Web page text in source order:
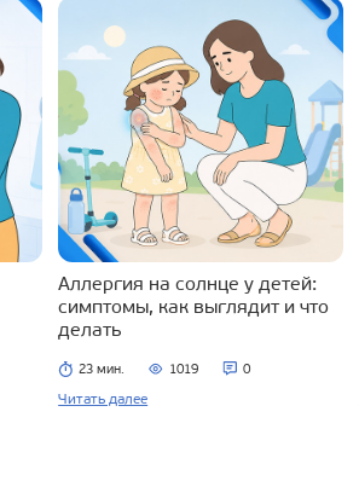
Аллергия на солнце у детей:
симптомы, как выглядит и что
делать
23 мин. 1019 0
Читать далее